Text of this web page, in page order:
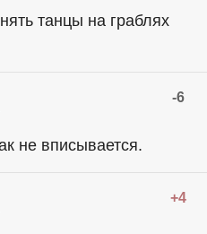
танцы на граблях
-6
не вписывается.
+4